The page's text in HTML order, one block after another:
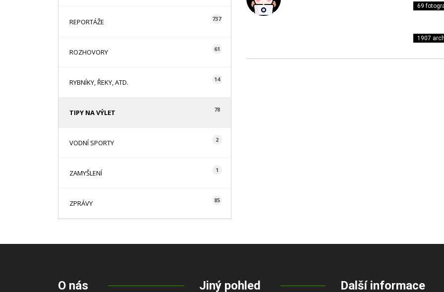
REPORTÁŽE 737
ROZHOVORY 61
RYBNÍKY, ŘEKY, ATD. 14
TIPY NA VÝLET 78
VODNÍ SPORTY 2
ZAMYŠLENÍ 1
ZPRÁVY 85
69
1907
O nás Jiný pohled Další informace